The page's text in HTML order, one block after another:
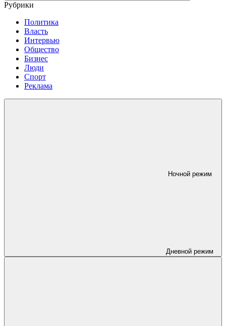
Рубрики
Политика
Власть
Интервью
Общество
Бизнес
Люди
Спорт
Реклама
Ночной режим
Дневной режим